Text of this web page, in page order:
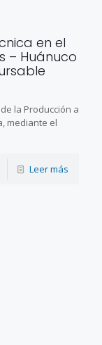
en el
– Huánuco
la Producción a
mediante el
Leer más